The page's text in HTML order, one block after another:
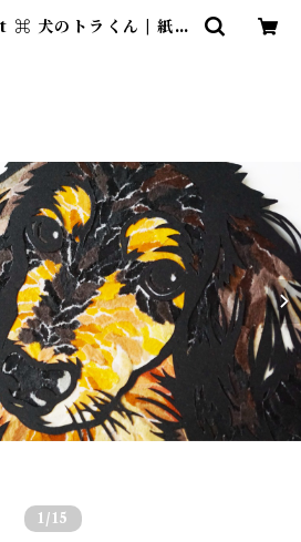
犬のトラくん | 紙の
1 /15